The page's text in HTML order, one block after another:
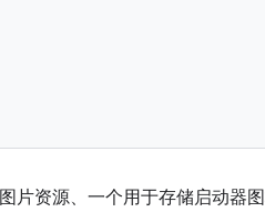
片资源、一个用于存储启动器